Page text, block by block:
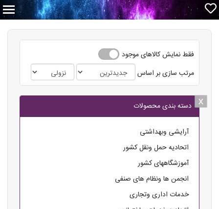
فقط نمایش کالاهای موجود
مرتب سازی بر اساس
x دسته بندی محصولات
آرایشی وبهداشتی
اتحادیه حمل ونقل کشور
آموزشگاههای کشور
انجمن ها ونظام های صنفی
خدمات اداری وتجاری
x